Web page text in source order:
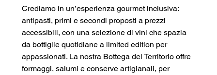
Crediamo in un’esperienza gourmet inclusiva:
antipasti, primi e secondi proposti a prezzi
accessibili, con una selezione di vini che spazia
da bottiglie quotidiane a limited edition per
appassionati. La nostra Bottega del Territorio offre
formaggi, salumi e conserve artigianali, per